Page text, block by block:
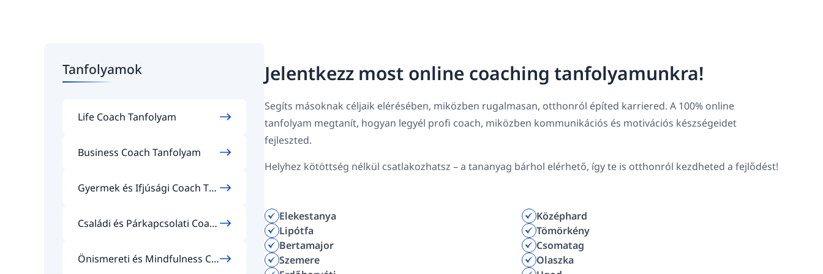
Tanfolyamok
Life Coach Tanfolyam
Business Coach Tanfolyam
Gyermek és Ifjúsági Coach Tan
Családi és Párkapcsolati Coac
Önismereti és Mindfulness Co
Jelentkezz most online coaching tanfolyamunkra!
Segíts másoknak céljaik elérésében, miközben rugalmasan, otthonról építed karriered. A 100% online
tanfolyam megtanít, hogyan legyél profi coach, miközben kommunikációs és motivációs készségeidet
fejleszted.
Helyhez kötöttség nélkül csatlakozhatsz – a tananyag bárhol elérhető, így te is otthonról kezdheted a fejlődést!
Elekestanya
Lipótfa
Bertamajor
Szemere
Középhard
Tömörkény
Csomatag
Olaszka